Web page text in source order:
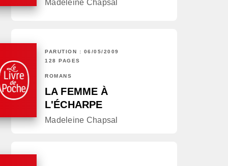
Madeleine Chapsal
PARUTION : 06/05/2009
128 PAGES
ROMANS
LA FEMME À
L'ÉCHARPE
Madeleine Chapsal